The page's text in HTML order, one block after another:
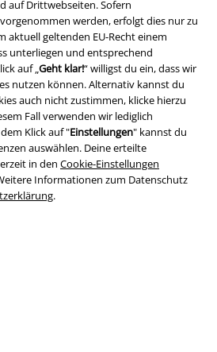
auf Drittwebseiten. Sofern
werden, erfolgt dies nur zu
aktuell geltenden EU-Recht einem
unterliegen und entsprechend
auf „Geht klar!“ willigst du ein, dass wir
nutzen können. Alternativ kannst du
auch nicht zustimmen, klicke hierzu
Fall verwenden wir lediglich
Klick auf "Einstellungen" kannst du
auswählen. Deine erteilte
in den Cookie-Einstellungen
Informationen zum Datenschutz
.